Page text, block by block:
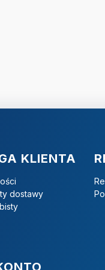
KLIENTA
dostawy